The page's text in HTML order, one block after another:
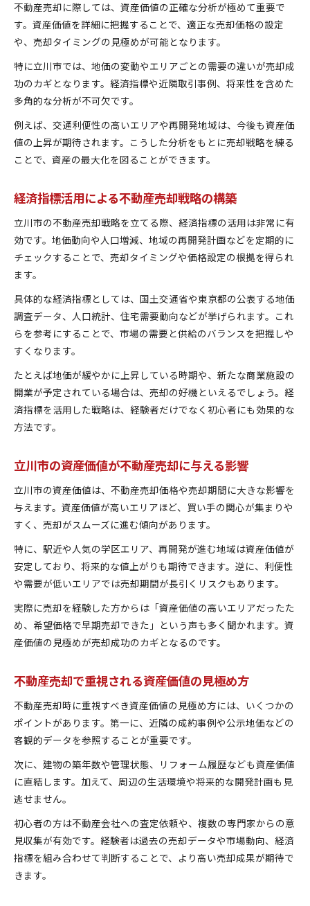
不動産売却に際しては、資産価値の正確な分析が極めて重要で
す。資産価値を詳細に把握することで、適正な売却価格の設定
や、売却タイミングの見極めが可能となります。
特に立川市では、地価の変動やエリアごとの需要の違いが売却成
功のカギとなります。経済指標や近隣取引事例、将来性を含めた
多角的な分析が不可欠です。
例えば、交通利便性の高いエリアや再開発地域は、今後も資産価
値の上昇が期待されます。こうした分析をもとに売却戦略を練る
ことで、資産の最大化を図ることができます。
経済指標活用による不動産売却戦略の構築
立川市の不動産売却戦略を立てる際、経済指標の活用は非常に有
効です。地価動向や人口増減、地域の再開発計画などを定期的に
チェックすることで、売却タイミングや価格設定の根拠を得られ
ます。
具体的な経済指標としては、国土交通省や東京都の公表する地価
調査データ、人口統計、住宅需要動向などが挙げられます。これ
らを参考にすることで、市場の需要と供給のバランスを把握しや
すくなります。
たとえば地価が緩やかに上昇している時期や、新たな商業施設の
開業が予定されている場合は、売却の好機といえるでしょう。経
済指標を活用した戦略は、経験者だけでなく初心者にも効果的な
方法です。
立川市の資産価値が不動産売却に与える影響
立川市の資産価値は、不動産売却価格や売却期間に大きな影響を
与えます。資産価値が高いエリアほど、買い手の関心が集まりや
すく、売却がスムーズに進む傾向があります。
特に、駅近や人気の学区エリア、再開発が進む地域は資産価値が
安定しており、将来的な値上がりも期待できます。逆に、利便性
や需要が低いエリアでは売却期間が長引くリスクもあります。
実際に売却を経験した方からは「資産価値の高いエリアだったた
め、希望価格で早期売却できた」という声も多く聞かれます。資
産価値の見極めが売却成功のカギとなるのです。
不動産売却で重視される資産価値の見極め方
不動産売却時に重視すべき資産価値の見極め方には、いくつかの
ポイントがあります。第一に、近隣の成約事例や公示地価などの
客観的データを参照することが重要です。
次に、建物の築年数や管理状態、リフォーム履歴なども資産価値
に直結します。加えて、周辺の生活環境や将来的な開発計画も見
逃せません。
初心者の方は不動産会社への査定依頼や、複数の専門家からの意
見収集が有効です。経験者は過去の売却データや市場動向、経済
指標を組み合わせて判断することで、より高い売却成果が期待で
きます。